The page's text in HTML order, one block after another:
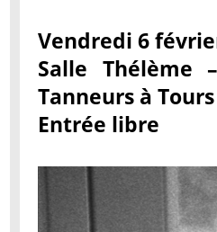
Vendredi 6
Salle Thélème
Tanneurs à Tours
Entrée libre